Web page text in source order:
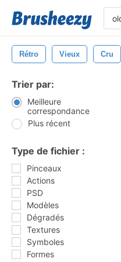
Rétro Vieux Cru
Trier par:
Meilleure
correspondance
Plus récent
Type de fichier :
Pinceaux
Actions
PSD
Modèles
Dégradés
Textures
Symboles
Formes